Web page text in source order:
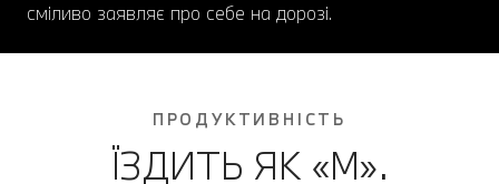
сміливо заявляє про себе на дорозі.
ПРОДУКТИВНІСТЬ
ЇЗДИТЬ ЯК «М».